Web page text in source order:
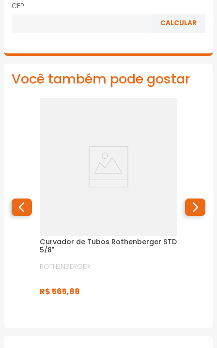
·*Imagens meramente ilustrativas
CEP
Você também pode gostar
Curvador de Tubos Rothenberger STD
5/8"
ROTHENBERGER
R$ 565,88